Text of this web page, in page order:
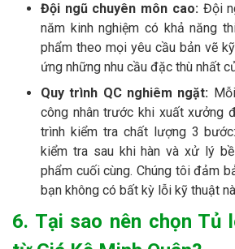
Đội ngũ chuyên môn cao: Đội
năm kinh nghiệm có khả năng
phẩm theo mọi yêu cầu bản vẽ
ứng những nhu cầu đặc thù nhất
Quy trình QC nghiêm ngặt:
công nhân trước khi xuất xưởng
trình kiểm tra chất lượng 3
kiểm tra sau khi hàn và xử lý
phẩm cuối cùng. Chúng tôi đảm
bạn không có bất kỳ lỗi kỹ thuật
6. Tại sao nên chọn Tủ